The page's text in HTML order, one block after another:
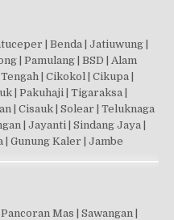
| Benda | Jatiuwung |
| Pamulang | BSD | Alam
| Cikokol | Cikupa |
| Pakuhaji | Tigaraksa |
| Cisauk | Solear | Teluknaga
| Jayanti | Sindang Jaya |
Gunung Kaler | Jambe
Mas | Sawangan |